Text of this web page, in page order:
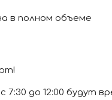
в полном объеме
до 12:00 будут